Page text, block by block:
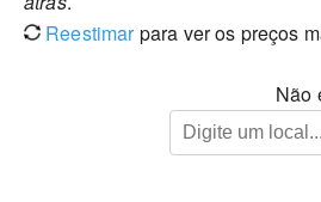
Reestimarpara ver os preços
Não